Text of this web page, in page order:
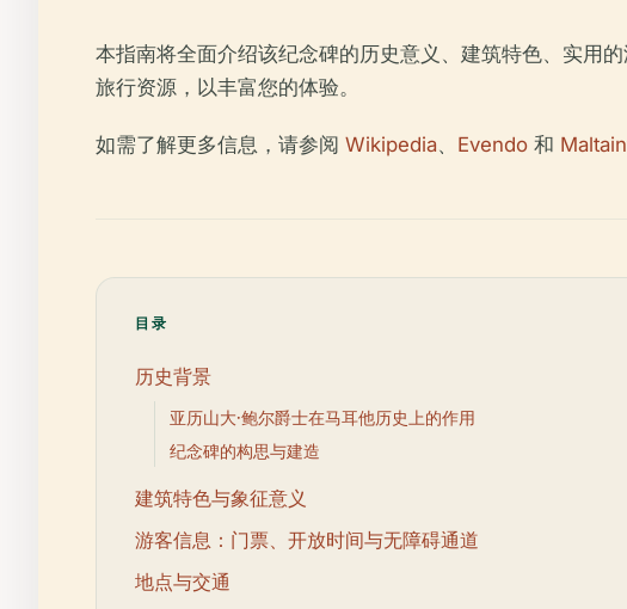
本指南将全面介绍该纪念碑的历史意义、建筑特色、实用
旅行资源，以丰富您的体验。
如需了解更多信息，请参阅 Wikipedia、 Evendo 和
目录
历史背景
亚历山大·鲍尔爵士在马耳他历史上的作用
纪念碑的构思与建造
建筑特色与象征意义
游客信息：门票、开放时间与无障碍通道
地点与交通